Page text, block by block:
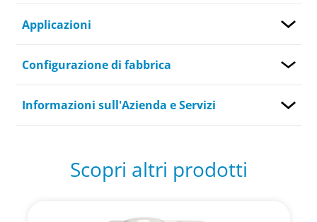
Applicazioni
Configurazione di fabbrica
Informazioni sull'Azienda e Servizi
Scopri altri prodotti